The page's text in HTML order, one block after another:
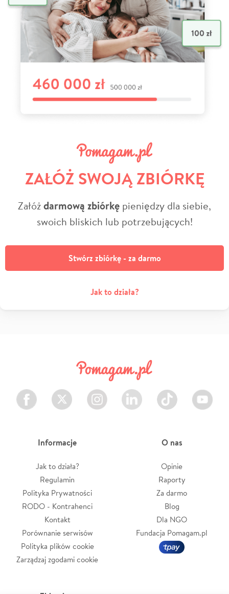
ZAŁÓŻ SWOJĄ ZBIÓRKĘ
Załóżdarmową zbiórkę pieniędzy dla siebie,
swoich bliskich lub potrzebujących!
Stwórz zbiórkę - za darmo
Jak to działa?
Facebook Twitter Instagram LinkedIn TikTok Youtube
Informacje
Jak to działa?
Regulamin
Polityka Prywatności
RODO - Kontrahenci
Kontakt
Porównanie serwisów
Polityka plików cookie
Zarządzaj zgodami cookie
O nas
Opinie
Raporty
Za darmo
Blog
Dla NGO
Fundacja Pomagam.pl